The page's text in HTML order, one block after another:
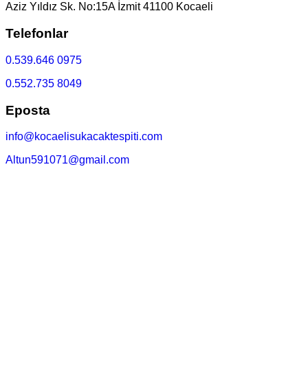
Aziz Yıldız Sk. No:15A İzmit 41100 Kocaeli
Telefonlar
0.539.646 0975
0.552.735 8049
Eposta
info@kocaelisukacaktespiti.com
Altun591071@gmail.com